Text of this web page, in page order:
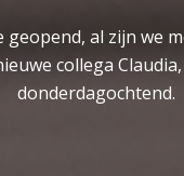
al zijn we
collega
donderdagochtend.